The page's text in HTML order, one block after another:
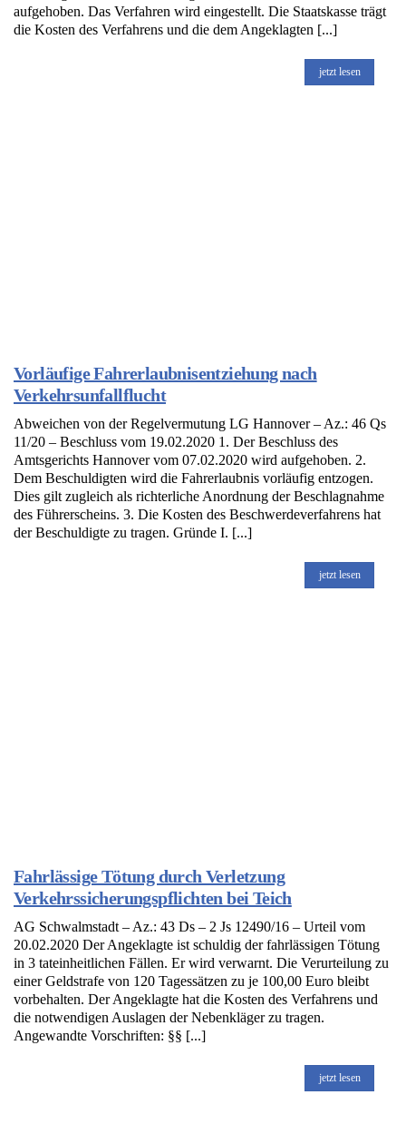
aufgehoben. Das Verfahren wird eingestellt. Die Staatskasse trägt
die Kosten des Verfahrens und die dem Angeklagten [...]
jetzt lesen
Vorläufige Fahrerlaubnisentziehung nach
Verkehrsunfallflucht
Abweichen von der Regelvermutung LG Hannover – Az.: 46 Qs
11/20 – Beschluss vom 19.02.2020 1. Der Beschluss des
Amtsgerichts Hannover vom 07.02.2020 wird aufgehoben. 2.
Dem Beschuldigten wird die Fahrerlaubnis vorläufig entzogen.
Dies gilt zugleich als richterliche Anordnung der Beschlagnahme
des Führerscheins. 3. Die Kosten des Beschwerdeverfahrens hat
der Beschuldigte zu tragen. Gründe I. [...]
jetzt lesen
Fahrlässige Tötung durch Verletzung
Verkehrssicherungspflichten bei Teich
AG Schwalmstadt – Az.: 43 Ds – 2 Js 12490/16 – Urteil vom
20.02.2020 Der Angeklagte ist schuldig der fahrlässigen Tötung
in 3 tateinheitlichen Fällen. Er wird verwarnt. Die Verurteilung zu
einer Geldstrafe von 120 Tagessätzen zu je 100,00 Euro bleibt
vorbehalten. Der Angeklagte hat die Kosten des Verfahrens und
die notwendigen Auslagen der Nebenkläger zu tragen.
Angewandte Vorschriften: §§ [...]
jetzt lesen